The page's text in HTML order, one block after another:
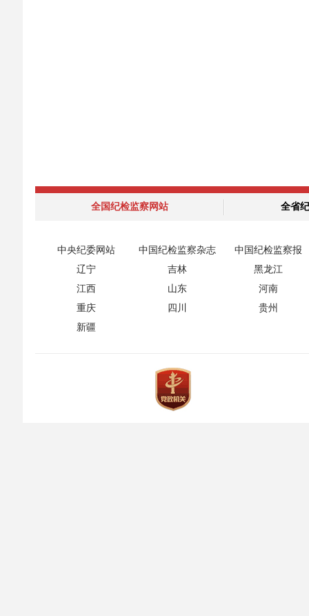
全国纪检监察网站 全省
中央纪委网站 中国纪检监察杂志
中国纪检监察报
辽宁
吉林
黑龙江
江西
山东
河南
重庆
四川
贵州
新疆